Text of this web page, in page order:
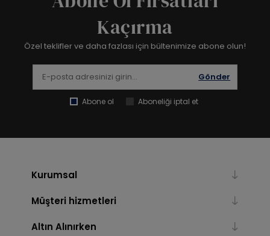
Kaçırma
Özel teklifler ve daha fazlası için bültenimize abone olun!
Gönder
Abone ol Aboneliği iptal et
Kurumsal
Müşteri hizmetleri
Altın Alınırken